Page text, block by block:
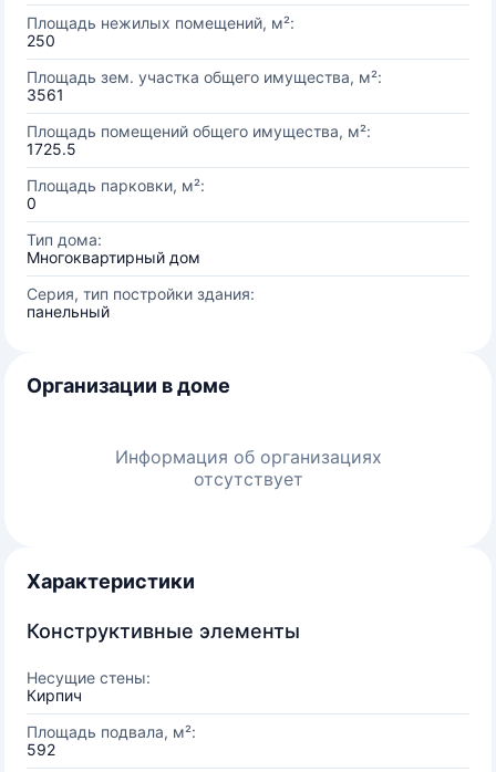
Площадь нежилых помещений, м²:
250
Площадь зем. участка общего имущества, м²:
3561
Площадь помещений общего имущества, м²:
1725.5
Площадь парковки, м²:
0
Тип дома:
Многоквартирный дом
Серия, тип постройки здания:
панельный
Организации в доме
Информация об организациях
отсутствует
Характеристики
Конструктивные элементы
Несущие стены:
Кирпич
Площадь подвала, м²:
592